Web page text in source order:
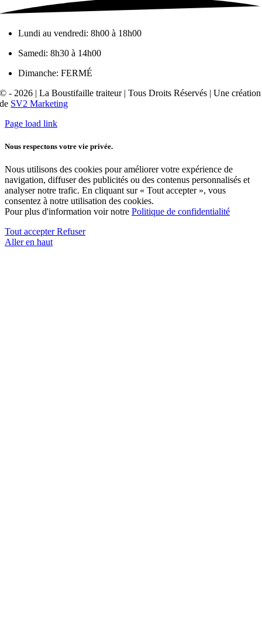
Lundi au vendredi: 8h00 à 18h00
Samedi: 8h30 à 14h00
Dimanche: FERMÉ
© - 2026 | La Boustifaille traiteur | Tous Droits Réservés | Une création
de SV2 Marketing
Page load link
Nous respectons votre vie privée.
Nous utilisons des cookies pour améliorer votre expérience de
navigation, diffuser des publicités ou des contenus personnalisés et
analyser notre trafic. En cliquant sur « Tout accepter », vous
consentez à notre utilisation des cookies.
Pour plus d'information voir notre Politique de confidentialité
Tout accepterRefuser
Aller en haut